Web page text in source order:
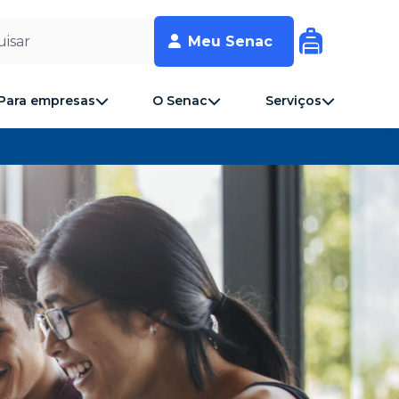
Meu Senac
empresas O Senac Serviços